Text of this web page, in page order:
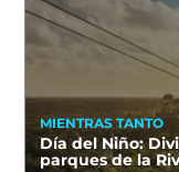
MIENTRAS TANTO
Día del Niño:
parques de la